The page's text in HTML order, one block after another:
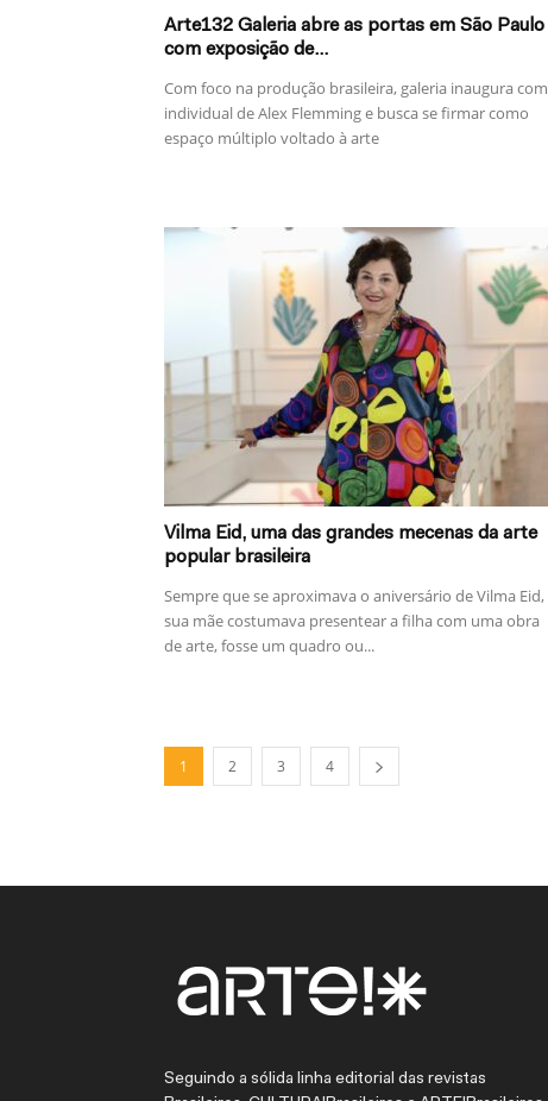
Arte132 Galeria abre as portas em São Paulo
com exposição de...
Com foco na produção brasileira, galeria inaugura com
individual de Alex Flemming e busca se firmar como
espaço múltiplo voltado à arte
Vilma Eid, uma das grandes mecenas da arte
popular brasileira
Sempre que se aproximava o aniversário de Vilma Eid,
sua mãe costumava presentear a filha com uma obra
de arte, fosse um quadro ou...
1 2 3 4
Seguindo a sólida linha editorial das revistas